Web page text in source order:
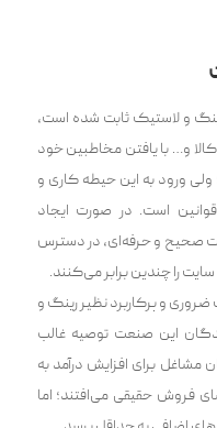
و لاستیک ثابت شده است،
و… با یافت‍‌‍ن مخاطبین خود
ولی ورود به این حیطه کاری و
است. در صورت ایجاد
صحیح و حرفه‌ای، در دسترس
را چندین برابر می‌کنند.
ضروری و پرکاربرد نظیر رینگ و
این صنعت توصیه غالب
برای افزایش درآمد به
حقیقی می‌افتند؛ اما